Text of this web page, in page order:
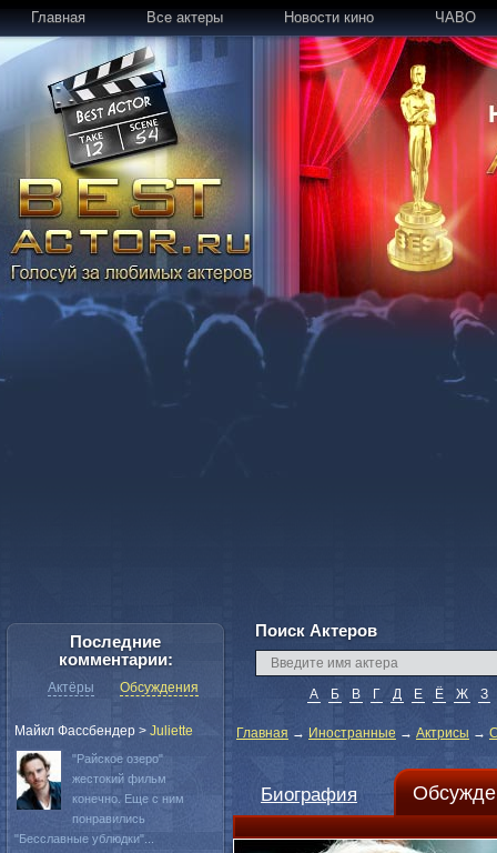
Главная Все актеры Новости кино ЧАВО
Поиск Актеров
А Б В Г Д Е Ё Ж З
Главная → Иностранные → Актрисы →
Биография
Последние
комментарии:
Актёры Обсуждения
Майкл Фассбендер > Juliette
"Райское озеро"
жестокий фильм
конечно. Еще с ним
понравились
"Бесславные ублюдки"...